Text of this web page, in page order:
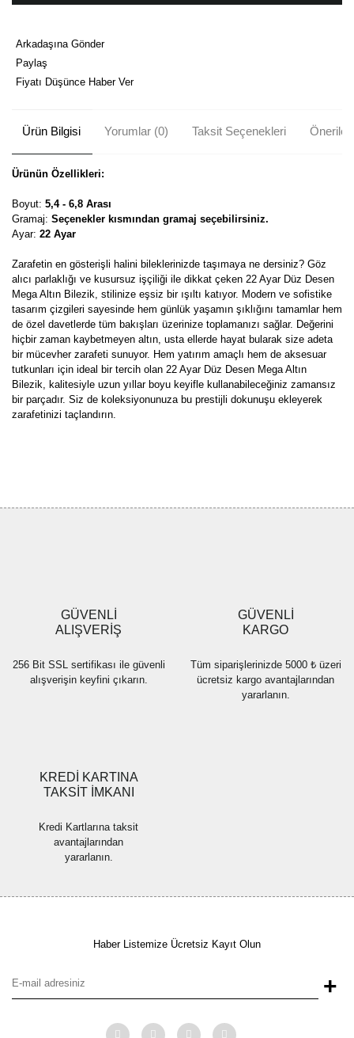
Arkadaşına Gönder
Paylaş
Fiyatı Düşünce Haber Ver
Ürün Bilgisi Yorumlar (0) Taksit Seçenekleri
Ürünün Özellikleri:
Boyut: 5,4 - 6,8 Arası
Gramaj: Seçenekler kısmından gramaj seçebilirsiniz.
Ayar: 22 Ayar
Zarafetin en gösterişli halini bileklerinizde taşımaya ne dersiniz? Göz
alıcı parlaklığı ve kusursuz işçiliği ile dikkat çeken 22 Ayar Düz Desen
Mega Altın Bilezik, stilinize eşsiz bir ışıltı katıyor. Modern ve sofistike
tasarım çizgileri sayesinde hem günlük yaşamın şıklığını tamamlar hem
de özel davetlerde tüm bakışları üzerinize toplamanızı sağlar. Değerini
hiçbir zaman kaybetmeyen altın, usta ellerde hayat bularak size adeta
bir mücevher zarafeti sunuyor. Hem yatırım amaçlı hem de aksesuar
tutkunları için ideal bir tercih olan 22 Ayar Düz Desen Mega Altın
Bilezik, kalitesiyle uzun yıllar boyu keyifle kullanabileceğiniz zamansız
bir parçadır. Siz de koleksiyonunuza bu prestijli dokunuşu ekleyerek
zarafetinizi taçlandırın.
Ürün fiyatı diğer sitelerden daha pahalı.
Bu ürüne benzer farklı alternatifler olmalı.
GÜVENLİ
ALIŞVERİŞ
256 Bit SSL sertifikası ile güvenli
alışverişin keyfini çıkarın.
GÜVENLİ
KARGO
Tüm siparişlerinizde 5000 ₺ üzeri
ücretsiz kargo avantajlarından
yararlanın.
KREDİ KARTINA
TAKSİT İMKANI
Kredi Kartlarına taksit
avantajlarından
yararlanın.
Haber Listemize Ücretsiz Kayıt Olun
+